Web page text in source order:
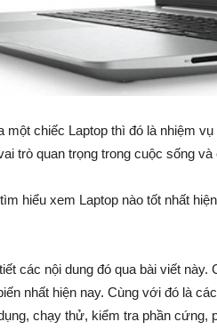
một chiếc Laptop thì đó là nhiệm
trò quan trọng trong cuộc sống và
hiểu xem Laptop nào tốt nhất
các nội dung đó qua bài viết
nhất hiện nay. Cùng với đó là
chạy thử, kiểm tra phần cứng,